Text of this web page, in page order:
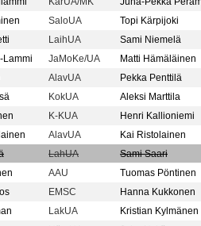
SaloUA
Topi Kärpijoki
LaihUA
Sami Niemelä
Lammi JaMoKe/UA
Matti Hämäläinen
AlavUA
Pekka Penttilä
KokUA
Aleksi Marttila
K-KUA
Henri Kallioniemi
AlavUA
Kai Ristolainen
LahUA
Sami Saari
AAU
Tuomas Pöntinen
EMSC
Hanna Kukkonen
LakUA
Kristian Kylmänen